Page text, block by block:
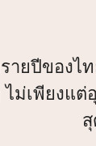
ยปีของไ
ไม่เพียงแ